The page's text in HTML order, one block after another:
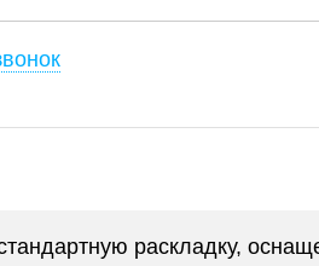
раскладку,